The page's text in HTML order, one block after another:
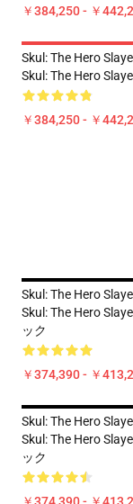
￥384,250 - ￥
Skul: The Hero
Skul: The Hero
￥384,250 - ￥
Skul: The Hero
Skul: The Hero
ック
￥374,390 - ￥
Skul: The Hero
Skul: The Hero
ック